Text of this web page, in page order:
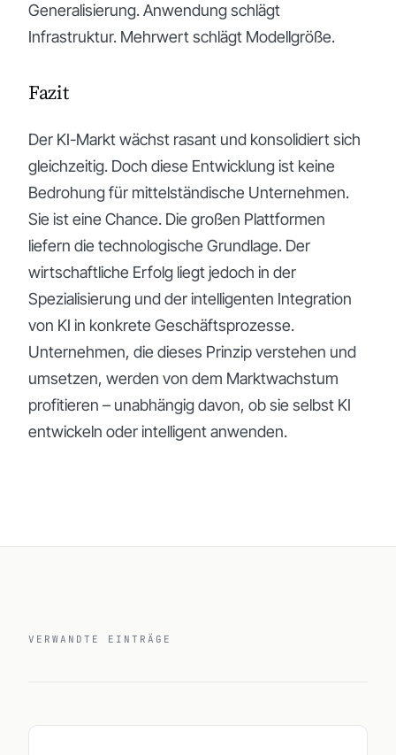
Generalisierung. Anwendung schlägt
Infrastruktur. Mehrwert schlägt Modellgröße.
Fazit
Der KI-Markt wächst rasant und konsolidiert sich
gleichzeitig. Doch diese Entwicklung ist keine
Bedrohung für mittelständische Unternehmen.
Sie ist eine Chance. Die großen Plattformen
liefern die technologische Grundlage. Der
wirtschaftliche Erfolg liegt jedoch in der
Spezialisierung und der intelligenten Integration
von KI in konkrete Geschäftsprozesse.
Unternehmen, die dieses Prinzip verstehen und
umsetzen, werden von dem Marktwachstum
profitieren – unabhängig davon, ob sie selbst KI
entwickeln oder intelligent anwenden.
VERWANDTE EINTRÄGE